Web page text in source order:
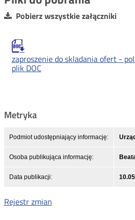
Pobierz wszystkie załączniki
zaproszenie do skladania ofert -
plik DOC
Metryka
Podmiot udostępniający informację:
Osoba publikująca informację:
Data publikacji:
Rejestr zmian